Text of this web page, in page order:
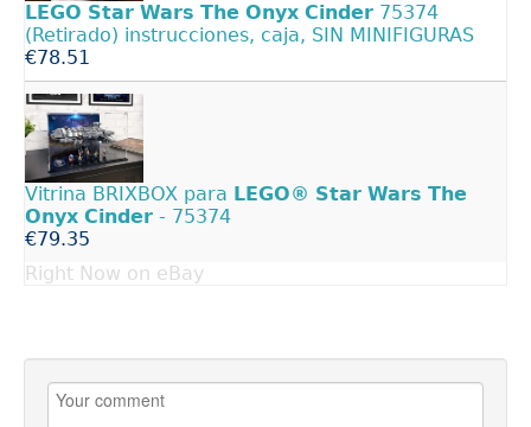
LEGO Star Wars The Onyx Cinder 75374
(Retirado) instrucciones, caja, SIN MINIFIGURAS
€78.51
Vitrina BRIXBOX para LEGO® Star Wars The
Onyx Cinder - 75374
€79.35
Right Now on eBay